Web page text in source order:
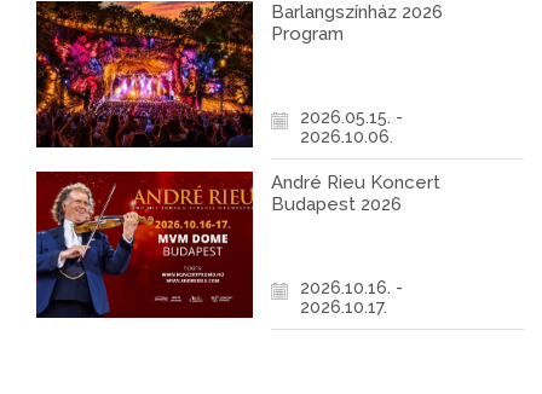
Barlangszínház 2026
Program
2026.05.15. -
2026.10.06.
André Rieu Koncert
Budapest 2026
2026.10.16. -
2026.10.17.